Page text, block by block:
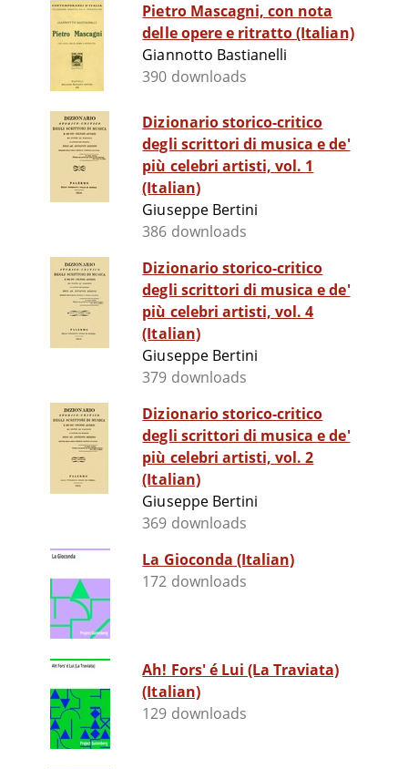
Pietro Mascagni, con nota
delle opere e ritratto (Italian)
Giannotto Bastianelli
390 downloads
Dizionario storico-critico
degli scrittori di musica e de'
più celebri artisti, vol. 1
(Italian)
Giuseppe Bertini
386 downloads
Dizionario storico-critico
degli scrittori di musica e de'
più celebri artisti, vol. 4
(Italian)
Giuseppe Bertini
379 downloads
Dizionario storico-critico
degli scrittori di musica e de'
più celebri artisti, vol. 2
(Italian)
Giuseppe Bertini
369 downloads
La Gioconda (Italian)
172 downloads
Ah! Fors' é Lui (La Traviata)
(Italian)
129 downloads